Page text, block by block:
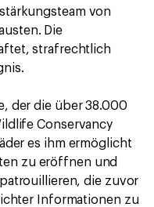
von
Die
strafrechtlich
der die über 38.000
Conservancy
es ihm ermöglicht
zu eröffnen und
die zuvor
Informationen zu